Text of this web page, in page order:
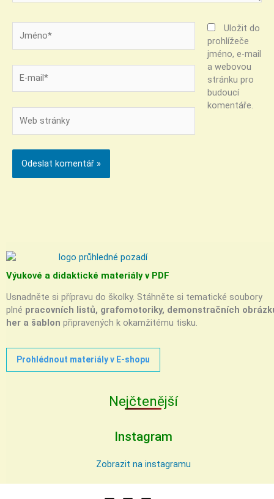
mail*
stránky
Uložit do
prohlížeče
jméno, e-mail
a webovou
stránku pro
budoucí
komentáře.
Výukové a didaktické materiály v PDF
Usnadněte si přípravu do školky. Stáhněte si tematické soubory
plné pracovních listů, grafomotoriky, demonstračních
her a šablon připravených k okamžitému tisku.
Prohlédnout materiály v E-shopu
Nejčtenější
Instagram
Zobrazit na instagramu